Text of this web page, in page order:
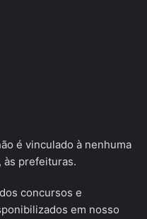
é vinculado à nenhuma
às prefeituras.
concursos e
em nosso